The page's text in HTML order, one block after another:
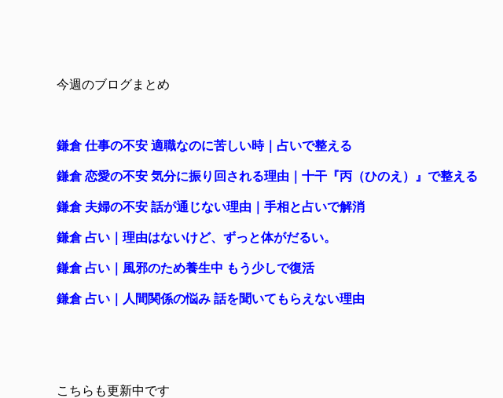
今週のブログまとめ
鎌倉 仕事の不安 適職なのに苦しい時｜占いで整える
鎌倉 恋愛の不安 気分に振り回される理由｜十干『丙（ひのえ）』で整える
鎌倉 夫婦の不安 話が通じない理由｜手相と占いで解消
鎌倉 占い｜理由はないけど、ずっと体がだるい。
鎌倉 占い｜風邪のため養生中 もう少しで復活
鎌倉 占い｜人間関係の悩み 話を聞いてもらえない理由
こちらも更新中です